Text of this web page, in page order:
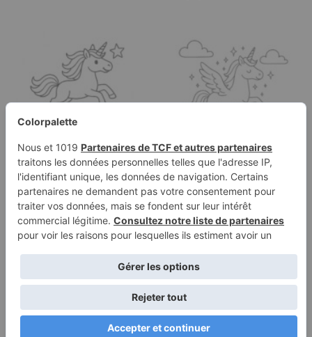
Page à colorier d'une
licorne, chasseuse
d'étoiles…
Page à colorier d'une
licorne, créature
majestueuse…